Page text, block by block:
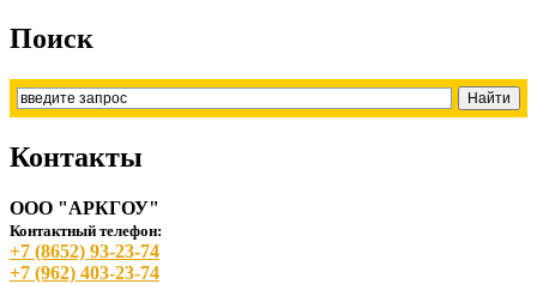
Поиск
Контакты
ООО "АРКГОУ"
Контактный телефон:
+7 (8652) 93-23-74
+7 (962) 403-23-74